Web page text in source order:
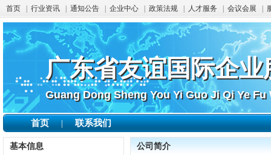
首页 行业资讯 通知公告 企业中心 政策法规 人才服务 会议会展
广东省友谊国际企
广东省友谊国际企
Guang Dong Sheng You Yi Guo Ji Qi Ye
Guang Dong Sheng You Yi Guo Ji Qi Ye Fu
首页 | 联系我们
基本信息 公司简介